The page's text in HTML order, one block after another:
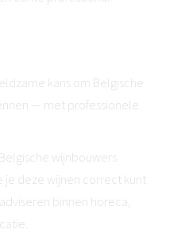
kans om Belgische
— met professionele
wijnbouwers
je deze wijnen correct kunt
binnen horeca,